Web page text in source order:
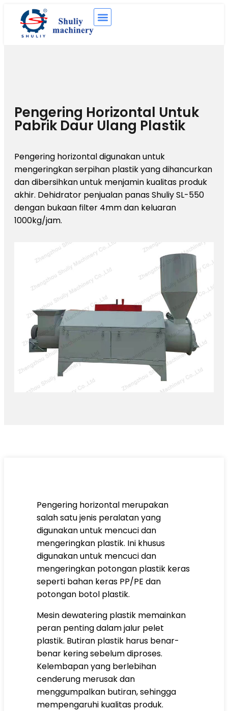
Pengering Horizontal Untuk
Pabrik Daur Ulang Plastik
Pengering horizontal digunakan untuk
mengeringkan serpihan plastik yang dihancurkan
dan dibersihkan untuk menjamin kualitas produk
akhir. Dehidrator penjualan panas Shuliy SL-550
dengan bukaan filter 4mm dan keluaran
1000kg/jam.
Pengering horizontal merupakan
salah satu jenis peralatan yang
digunakan untuk mencuci dan
mengeringkan plastik. Ini khusus
digunakan untuk mencuci dan
mengeringkan potongan plastik keras
seperti bahan keras PP/PE dan
potongan botol plastik.
Mesin dewatering plastik memainkan
peran penting dalam jalur pelet
plastik. Butiran plastik harus benar-
benar kering sebelum diproses.
Kelembapan yang berlebihan
cenderung merusak dan
menggumpalkan butiran, sehingga
mempengaruhi kualitas produk.